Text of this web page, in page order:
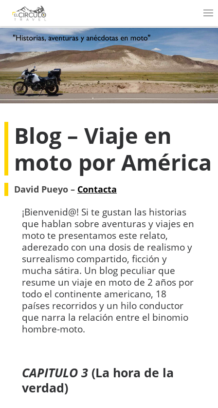
Saltar al contenido
Blog – Viaje en
moto por América
David Pueyo – Contacta
¡Bienvenid@! Si te gustan las historias
que hablan sobre aventuras y viajes en
moto te presentamos este relato,
aderezado con una dosis de realismo y
surrealismo compartido, ficción y
mucha sátira. Un blog peculiar que
resume un viaje en moto de 2 años por
todo el continente americano, 18
países recorridos y un hilo conductor
que narra la relación entre el binomio
hombre-moto.
CAPITULO 3(La hora de la
verdad)